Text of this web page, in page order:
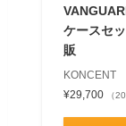
ケースセ
販
KONCENT
¥29,700
（